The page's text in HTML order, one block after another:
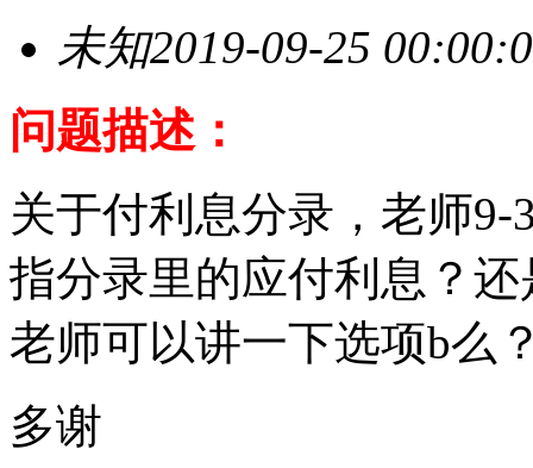
未知2019-09-25
问题描述：
关于付利息分录，老师
指分录里的应付利息？
老师可以讲一下选项b么
多谢